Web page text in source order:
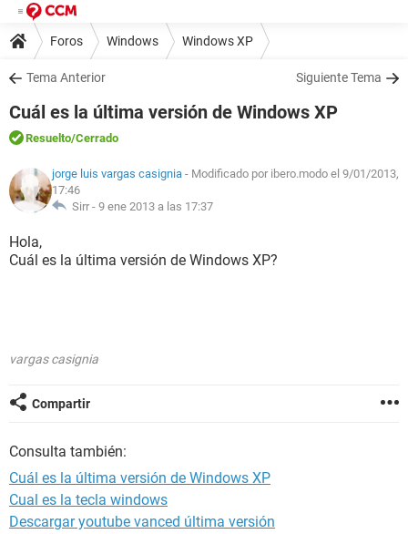
Foros Windows Windows XP
Tema Anterior Siguiente Tema
Cuál es la última versión de Windows XP
Resuelto/Cerrado
jorge luis vargas casignia- Modificado por ibero.modo el 9/01/2013,
17:46
Sirr - 9 ene 2013 a las 17:37
Hola,
Cuál es la última versión de Windows XP?
vargas casignia
Compartir
Consulta también:
Cuál es la última versión de Windows XP
Cual es la tecla windows
Descargar youtube vanced última versión